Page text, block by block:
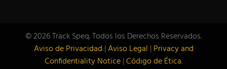
© 2026 Track Speq. Todos los Derechos Reservados.
Aviso de Privacidad |Aviso Legal | Privacy and
Confidentiality Notice|Código de Ética.